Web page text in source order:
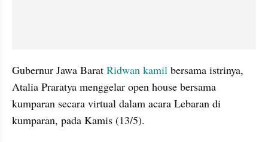
Gubernur Jawa Barat Ridwan kamil bersama istrinya,
Atalia Praratya menggelar open house bersama
kumparan secara virtual dalam acara Lebaran di
kumparan, pada Kamis (13/5).